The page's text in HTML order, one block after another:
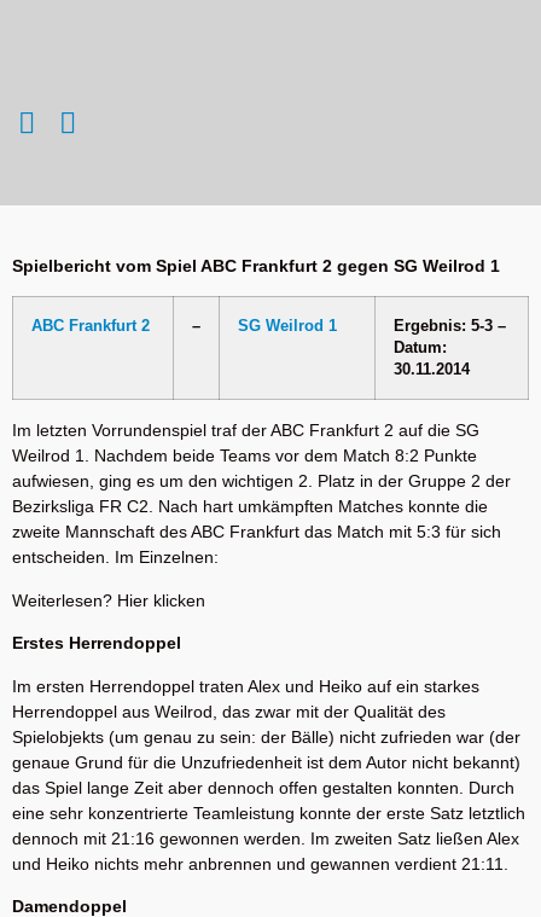
Spielbericht vom Spiel ABC Frankfurt 2 gegen SG Weilrod 1
ABC Frankfurt 2 – SG Weilrod 1
Ergebnis: 5-3 –
Datum:
30.11.2014
Im letzten Vorrundenspiel traf der ABC Frankfurt 2 auf die SG
Weilrod 1. Nachdem beide Teams vor dem Match 8:2 Punkte
aufwiesen, ging es um den wichtigen 2. Platz in der Gruppe 2 der
Bezirksliga FR C2. Nach hart umkämpften Matches konnte die
zweite Mannschaft des ABC Frankfurt das Match mit 5:3 für sich
entscheiden. Im Einzelnen:
Weiterlesen? Hier klicken
Erstes Herrendoppel
Im ersten Herrendoppel traten Alex und Heiko auf ein starkes
Herrendoppel aus Weilrod, das zwar mit der Qualität des
Spielobjekts (um genau zu sein: der Bälle) nicht zufrieden war (der
genaue Grund für die Unzufriedenheit ist dem Autor nicht bekannt)
das Spiel lange Zeit aber dennoch offen gestalten konnten. Durch
eine sehr konzentrierte Teamleistung konnte der erste Satz letztlich
dennoch mit 21:16 gewonnen werden. Im zweiten Satz ließen Alex
und Heiko nichts mehr anbrennen und gewannen verdient 21:11.
Damendoppel